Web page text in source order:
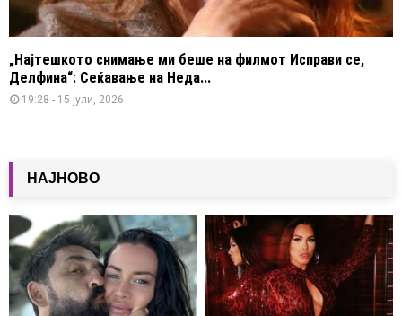
„Најтешкото снимање ми беше на филмот Исправи се,
Делфина“: Сеќавање на Неда...
19:28 - 15 јули, 2026
НАЈНОВО